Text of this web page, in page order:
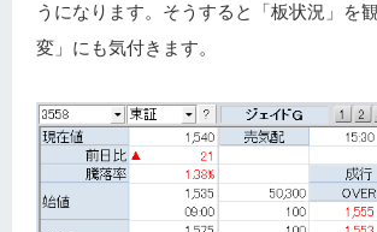
うになります。そうすると「板状況」を
変」にも気付きます。